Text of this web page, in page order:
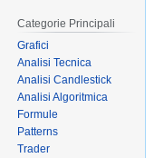
Categorie Principali
Grafici
Analisi Tecnica
Analisi Candlestick
Analisi Algoritmica
Formule
Patterns
Trader